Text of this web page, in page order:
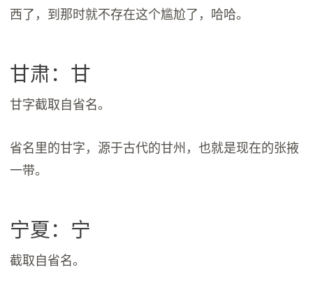
西了，到那时就不存在这个尴尬了，哈哈。
甘肃：甘
甘字截取自省名。
省名里的甘字，源于古代的甘州，也就是现在的张掖
一带。
宁夏：宁
截取自省名。